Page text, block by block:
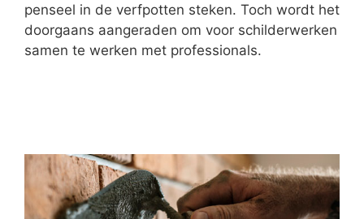
penseel in de verfpotten steken. Toch wordt het
doorgaans aangeraden om voor schilderwerken
samen te werken met professionals.